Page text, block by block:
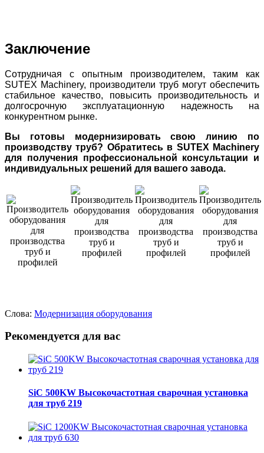
Заключение
Сотрудничая с опытным производителем, таким как
SUTEX Machinery, производители труб могут обеспечить
стабильное качество, повысить производительность и
долгосрочную эксплуатационную надежность на
конкурентном рынке.
Вы готовы модернизировать свою линию по
производству труб? Обратитесь в SUTEX Machinery
для получения профессиональной консультации и
индивидуальных решений для вашего завода.
Слова: Модернизация оборудования
Рекомендуется для вас
SiC 500KW Высокочастотная сварочная установка
для труб 219